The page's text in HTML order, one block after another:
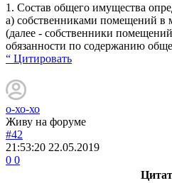
1. Состав общего имущества
а) собственниками помещений в
(далее - собственники
обязанности по содержанию
“ Цитировать
о-хо-хо
Живу на форуме
#42
21:53:20 22.05.2019
0 0